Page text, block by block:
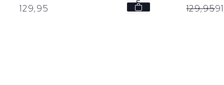
129,95 S 129,95